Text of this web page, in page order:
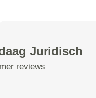
Juridisch
reviews